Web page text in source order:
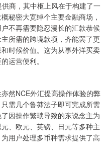
商，其中枢上风在于构建了一
秘密大宽绰个主要金融商场，
不再需要隐忍漫长的汇款恭候
所需的跨境款项，齐能罢了更
时候价值。这为从事外洋买卖
运营便利。
然NCE外汇提高操作体验的弊
需几个鲁莽法子即可完成所需
因操作繁琐导致的东说念主为
、欧元、英镑、日元等多种主
用户处理多币种需求提供了高